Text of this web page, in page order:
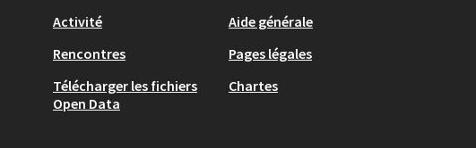
Activité
Rencontres
Télécharger les fichiers
Open Data
Aide générale
Pages légales
Chartes